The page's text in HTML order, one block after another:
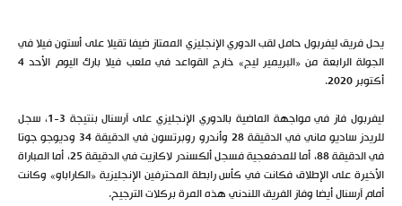
يحل فريق ليفربول حامل لقب الدوري الإنجليزي الممتاز ضيفا تقيلا على أستون فيلا في
الجولة الرابعة من «البريمير ليج» خارج القواعد في ملعب فيلا بارك اليوم الأحد 4
أكتوبر 2020.
ليفربول فاز في مواجهة الماضية بالدوري الإنجليزي على آرسنال بنتيجة 3-1، سجل
للريدز ساديو ماني في الدقيقة 28 وأندرو روبرتسون في الدقيقة 34 وديوجو جوتا
في الدقيقة 88، أما للمدفعجية فسجل ألكسندر لاكازيت في الدقيقة 25، أما المباراة
الأخيرة على الإطلاق فكانت في كأس رابطة المحترفين الإنجليزية «الكاراباو» وكانت
أمام آرسنال أيضا وفاز الفريق اللندني هذه المرة بركلات الترجيح.